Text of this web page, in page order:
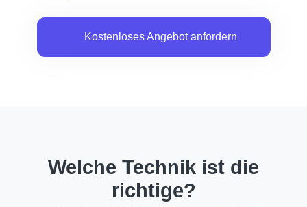
Kostenloses Angebot anfordern
Welche Technik ist die
richtige?